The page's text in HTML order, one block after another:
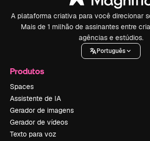
A plataforma criativa para você direcionar
Mais de 1 milhão de assinantes entre
agências e estúdios.
Português
Produtos
Spaces
Assistente de IA
Gerador de imagens
Gerador de vídeos
Texto para voz